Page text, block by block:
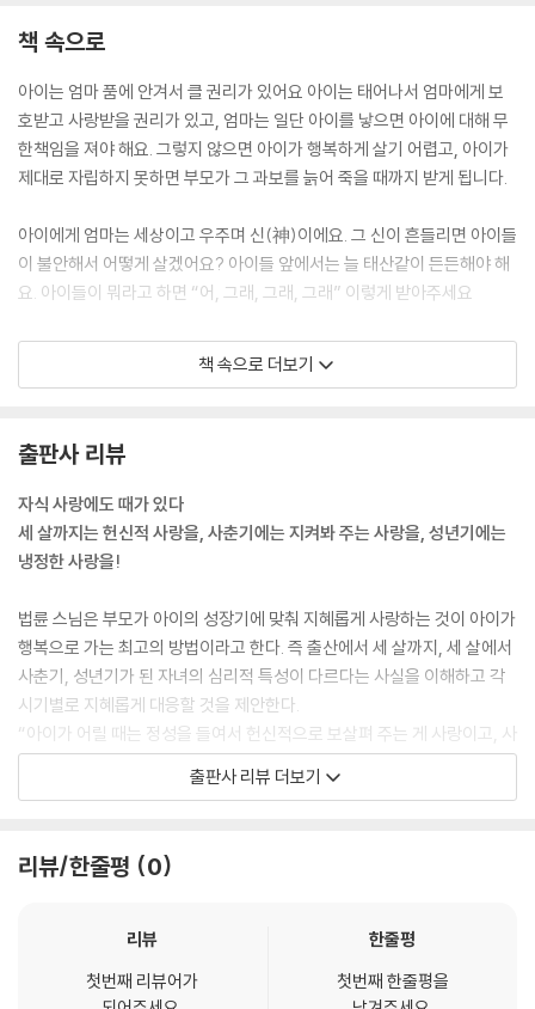
책 속으로
아이는 엄마 품에 안겨서 클 권리가 있어요 아이는 태어나서 엄마에게 보
호받고 사랑받을 권리가 있고, 엄마는 일단 아이를 낳으면 아이에 대해 무
한책임을 져야 해요. 그렇지 않으면 아이가 행복하게 살기 어렵고, 아이가
제대로 자립하지 못하면 부모가 그 과보를 늙어 죽을 때까지 받게 됩니다.
아이에게 엄마는 세상이고 우주며 신(神)이에요. 그 신이 흔들리면 아이들
이 불안해서 어떻게 살겠어요? 아이들 앞에서는 늘 태산같이 든든해야 해
요. 아이들이 뭐라고 하면 “어, 그래, 그래, 그래” 이렇게 받아주세요
어릴 때 자아가 건강하게 형성되어야 가난해도 떳떳하게 살 수 있고, 남한
테 좀 비난받아도 이겨낼 수 있는데, 자아가 약해지면 돈이 아무리 많아도
는 세 살이 될 때까지는 아이를 사랑으로 돌봐주어야 합니다.
아이는 독립된 생명이자 존중받아야 할 한 인간이지, 소유물이 아니에요.
성인들은 결혼을 선택해서 하기 때문에 그 선택에 대한 책임을 져야죠. 아
한책임을 져야 합니다.
아이가 어릴 때는 정성을 들여서 헌신적으로 보살펴 주는 게 사랑이에요.
사춘기의 아이들은 간섭하고 싶은 마음, 즉 도와주고 싶은 마음을 억제하
면서 지켜봐 주는 게 사랑입니다. 성년이 되면 부모가 자기 마음을 억제해
서 자식이 제 갈 길을 가도록 일절 관여하지 않는 것을 중심으로 삼는 냉정
요. 그런데 정신적인 유산은 주지 못하고, 물질적 재산만 물려주는 탓에 오
아무리 큰 부모의 사랑이라 해도 그 사랑을 부모 방식대로 전한다면, 자식
이 다 좋게 받아들이는 게 아니에요. 나는 사랑하는 마음으로 했지만 자식
책 속으로 더보기
출판사 리뷰
자식 사랑에도 때가 있다
세 살까지는 헌신적 사랑을, 사춘기에는 지켜봐 주는 사랑을, 성년기에는
냉정한 사랑을!
법륜 스님은 부모가 아이의 성장기에 맞춰 지혜롭게 사랑하는 것이 아이가
행복으로 가는 최고의 방법이라고 한다. 즉 출산에서 세 살까지, 세 살에서
사춘기, 성년기가 된 자녀의 심리적 특성이 다르다는 사실을 이해하고 각
시기별로 지혜롭게 대응할 것을 제안한다.
“아이가 어릴 때는 정성을 들여서 헌신적으로 보살펴 주는 게 사랑이고, 사
춘기의 아이들은 간섭하고 싶은 마음, 즉 도와주고 싶은 마음을 억제하면
서 지켜봐 주는 게 사랑이고, 성년이 되면 부모가 자기 마음을 억제해서 자
그런데 우리나라 엄마들은 헌신적인 사랑은 있는데 지켜봐 주는 사랑과 냉
자식이 스무 살, 서른 살, 마흔 살인데도 아들딸 문제로 고민하고, 심지어
모 본인이 어리석은 마음을 내서 스스로 무거운 짐을 만든 것이다.
출판사 리뷰 더보기
리뷰/한줄평 0
리뷰
첫번째 리뷰어가
한줄평
첫번째 한줄평을